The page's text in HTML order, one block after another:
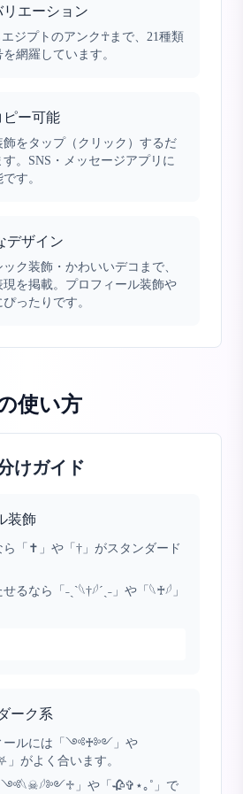
エーション
ジプトのアンク☥まで、21種類
網羅しています。
ピー可能
をタップ（クリック）するだ
。SNS・メッセージアプリに
す。
デザイン
ク装飾・かわいいデコまで、
現を掲載。プロフィール装飾や
ったりです。
使い方
けガイド
装飾
ら「✝️」や「†」がスタンダード
るなら「˗ˏˋ𓆩†𓆪ˊˎ˗」や「𓆩♰𓆪」
ーク系
ールには「༺♰༻」や
よく合います。
♱༺𓆩☠︎︎𓆪༻♱」や「🥀✞⋆｡˚」で